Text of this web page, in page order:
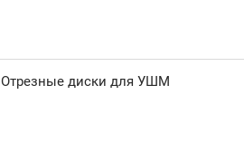
Отрезные диски для УШМ